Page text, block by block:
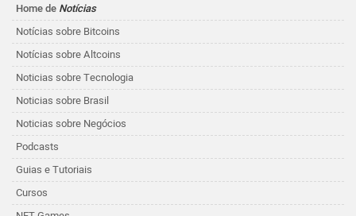
Home de Notícias
Notícias sobre Bitcoins
Notícias sobre Altcoins
Noticias sobre Tecnologia
Noticias sobre Brasil
Noticias sobre Negócios
Podcasts
Guias e Tutoriais
Cursos